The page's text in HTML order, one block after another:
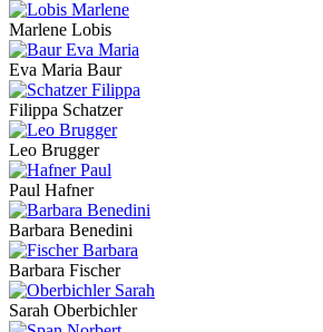
Marlene Lobis
Eva Maria Baur
Filippa Schatzer
Leo Brugger
Paul Hafner
Barbara Benedini
Barbara Fischer
Sarah Oberbichler